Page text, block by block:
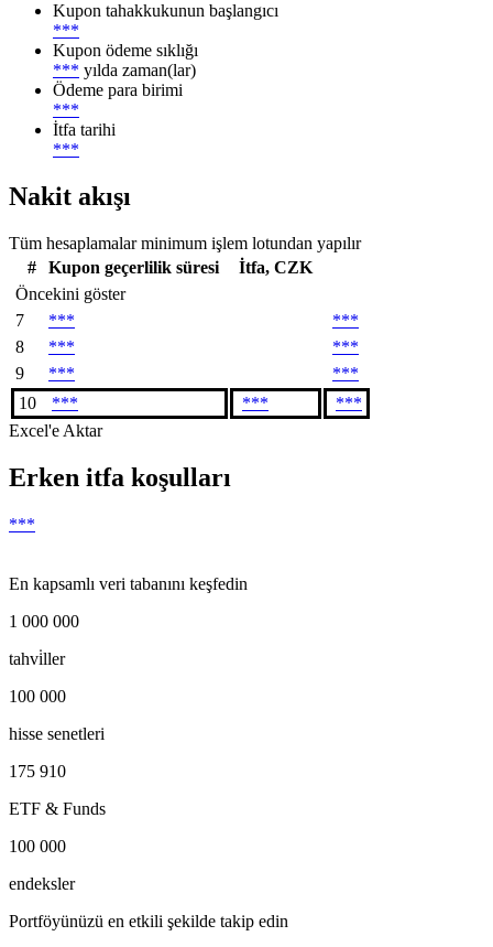
Kupon tahakkukunun başlangıcı
***
Kupon ödeme sıklığı
*** yılda zaman(lar)
Ödeme para birimi
***
İtfa tarihi
***
Nakit akışı
Tüm hesaplamalar minimum işlem lotundan yapılır
#
Kupon geçerlilik süresi
İtfa, CZK
Öncekini göster
7
***
***
8
***
***
9
***
***
10
*** ***
***
Excel'e Aktar
Erken itfa koşulları
***
En kapsamlı veri tabanını keşfedin
1 000 000
tahvi̇ller
100 000
hisse senetleri
175 910
ETF & Funds
100 000
endeksler
Portföyünüzü en etkili şekilde takip edin